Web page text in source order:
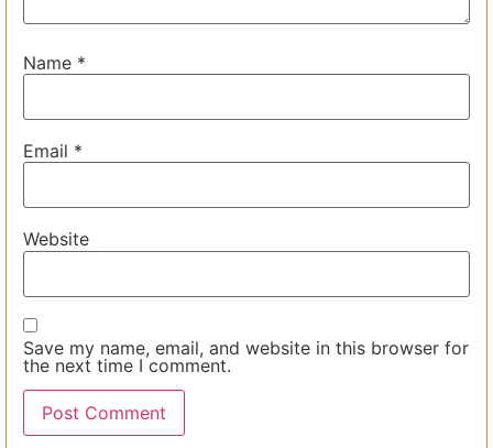
Name *
Email *
Website
Save my name, email, and website in this browser for
the next time I comment.